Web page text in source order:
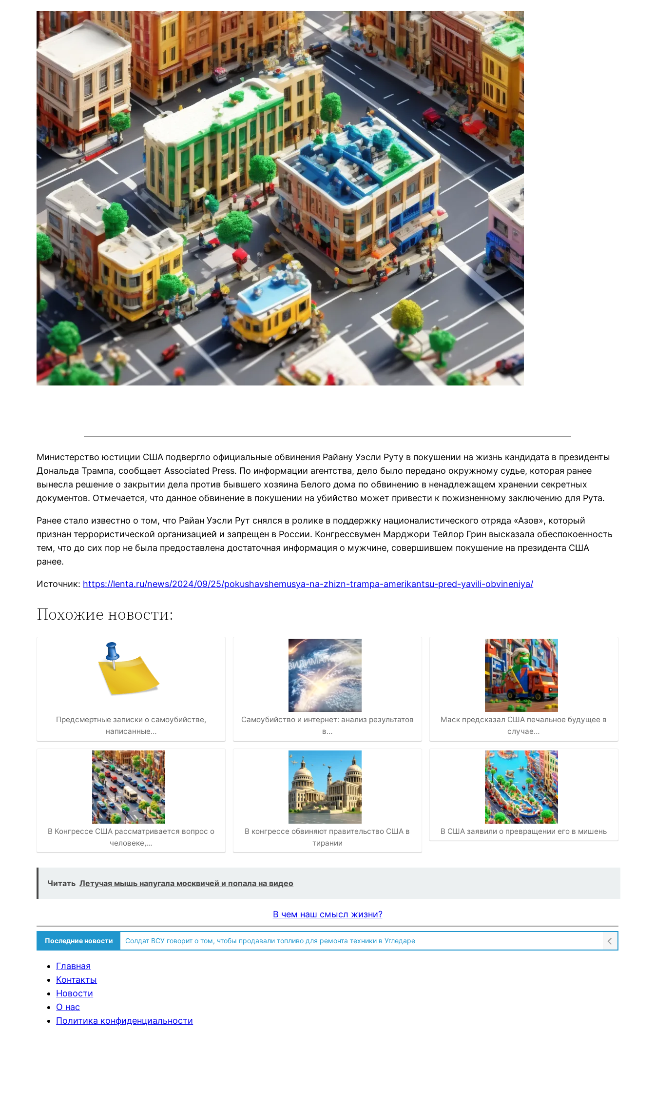
Министерство юстиции США подвергло официальные обвинения Райану Уэсли Руту в покушении на жизнь кандидата в президенты
Дональда Трампа, сообщает Associated Press. По информации агентства, дело было передано окружному судье, которая ранее
вынесла решение о закрытии дела против бывшего хозяина Белого дома по обвинению в ненадлежащем хранении секретных
документов. Отмечается, что данное обвинение в покушении на убийство может привести к пожизненному заключению для Рута.
Ранее стало известно о том, что Райан Уэсли Рут снялся в ролике в поддержку националистического отряда «Азов», который
признан террористической организацией и запрещен в России. Конгрессвумен Марджори Тейлор Грин высказала обеспокоенность
тем, что до сих пор не была предоставлена достаточная информация о мужчине, совершившем покушение на президента США
ранее.
Источник: https://lenta.ru/news/2024/09/25/pokushavshemusya-na-zhizn-trampa-amerikantsu-pred-yavili-obvineniya/
Похожие новости:
Предсмертные записки о самоубийстве,
написанные…
В Конгрессе США рассматривается вопрос о
человеке,…
Самоубийство и интернет: анализ результатов
в…
В конгрессе обвиняют правительство США в
тирании
Маск предсказал США печальное будущее в
случае…
В США заявили о превращении его в мишень
Читать Летучая мышь напугала москвичей и попала на видео
В чем наш смысл жизни?
Последние новости Солдат ВСУ говорит о том, чтобы продавали топливо для ремонта техники в Угледаре
Главная
Контакты
Новости
О нас
Политика конфиденциальности